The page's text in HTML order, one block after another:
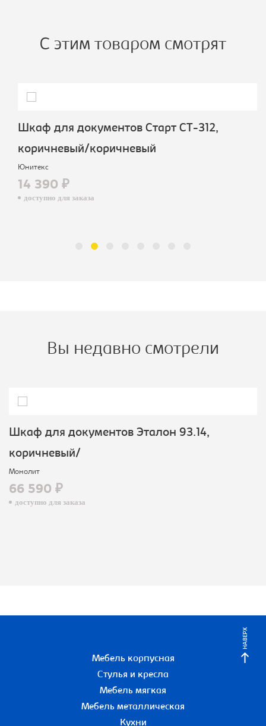
С этим товаром смотрят
Шкаф для документов Старт СТ-312,
коричневый/коричневый
Юнитекс
14 390 ₽
доступно для заказа
Вы недавно смотрели
Шкаф для документов Эталон 93.14,
коричневый/
Монолит
66 590 ₽
доступно для заказа
НАВЕРХ
Мебель корпусная
Стулья и кресла
Мебель мягкая
Мебель металлическая
Кухни